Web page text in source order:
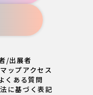
/出展者
ップアクセス
くある質問
に基づく表記